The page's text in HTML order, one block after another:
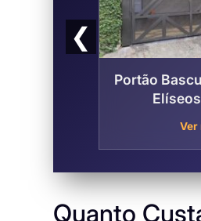
❮
Portão
Ver
Quanto